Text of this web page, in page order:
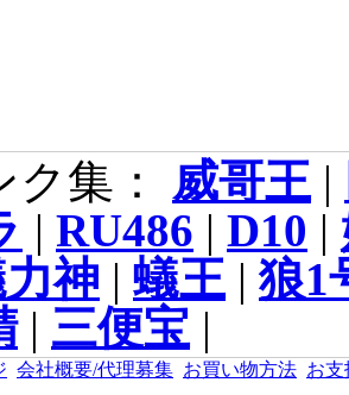
集： 威哥王|
| RU486 | D10 |
神 | 蟻王|狼1
| 三便宝 |
会社概要/代理募集 お買い物方法 お支